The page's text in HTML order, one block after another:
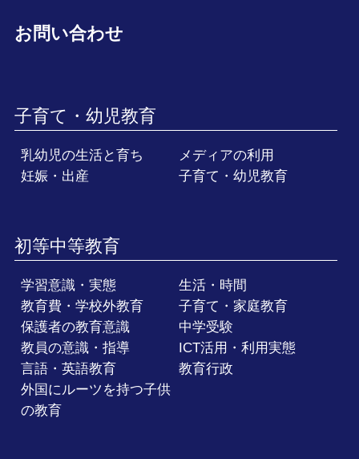
お問い合わせ
子育て・幼児教育
乳幼児の生活と育ち
メディアの利用
妊娠・出産
子育て・幼児教育
初等中等教育
学習意識・実態
生活・時間
教育費・学校外教育
子育て・家庭教育
保護者の教育意識
中学受験
教員の意識・指導
ICT活用・利用実態
言語・英語教育
教育行政
外国にルーツを持つ子供
の教育